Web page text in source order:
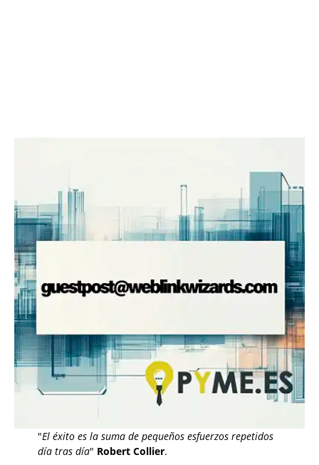
"El éxito es la suma de pequeños esfuerzos repetidos
día tras día" Robert Collier.